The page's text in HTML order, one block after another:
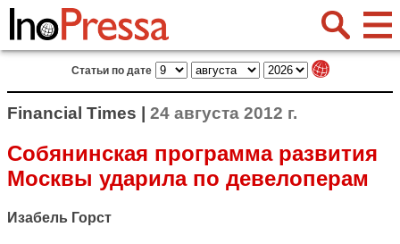
Статьи по дате
Financial Times | 24 августа 2012 г.
Собянинская программа развития
Москвы ударила по девелоперам
Изабель Горст